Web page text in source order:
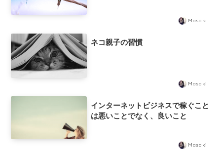
Masaki
ネコ親子の習慣
Masaki
インターネットビジネスで稼ぐこと
は悪いことでなく、良いこと
Masaki